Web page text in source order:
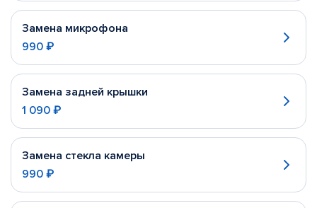
Замена микрофона
990 ₽
Замена задней крышки
1 090 ₽
Замена стекла камеры
990 ₽